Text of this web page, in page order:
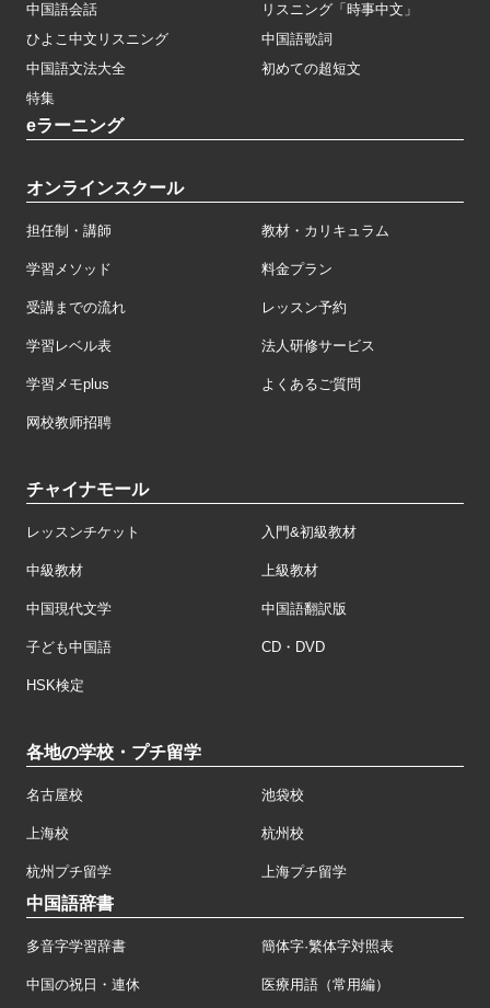
中国語会話
リスニング「時事中文」
ひよこ中文リスニング
中国語歌詞
中国語文法大全
初めての超短文
特集
eラーニング
オンラインスクール
担任制・講師 教材・カリキュラム
学習メソッド 料金プラン
受講までの流れ レッスン予約
学習レベル表 法人研修サービス
学習メモplus よくあるご質問
网校教师招聘
チャイナモール
レッスンチケット 入門&初級教材
中級教材 上級教材
中国現代文学 中国語翻訳版
子ども中国語 CD・DVD
HSK検定
各地の学校・プチ留学
名古屋校 池袋校
上海校 杭州校
杭州プチ留学 上海プチ留学
中国語辞書
多音字学習辞書 簡体字·繁体字対照表
中国の祝日・連休 医療用語（常用編）